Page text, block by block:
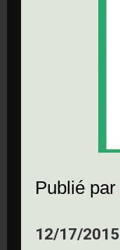
Publié par
12/17/2015